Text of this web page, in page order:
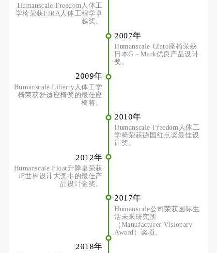
Humanscale Freedom人体工
学椅荣获FIRA人体工程学卓
越奖。
2007年
Humanscale Cinto座椅荣获
日本G－Mark优良产品设计
奖。
2009年
Humanscale Liberty人体工学
椅荣获舒适座椅奖的最佳座
椅将。
2010年
Humanscale Freedom人体工
学椅荣获德国红点奖最佳设
计奖。
2012年
Humanscale Float升降桌荣获
iF世界设计大奖中的最佳产
品设计金奖。
2017年
Humanscale公司荣获国际生
活未来研究所
（Manufacturer Visionary
Award）奖项。
2018年